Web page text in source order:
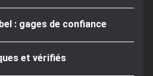
: gages de confiance
et vérifiés